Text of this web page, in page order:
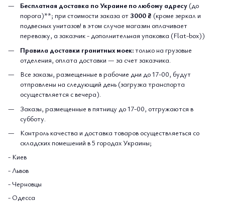
Бесплатная доставка по Украине по любому адресу (до
порога)**; при стоимости заказа от3000 ₴ (кроме зеркал и
подвесных унитазов! в этом случае магазин оплачивает
перевозку, а заказчик - дополнительная упаковка (Flat-box))
Правила доставки гранитных моек:только на грузовые
отделения, оплата доставки — за счет заказчика.
Все заказы, размещенные в рабочие дни до 17-00, будут
отправлены на следующий день (загрузка транспорта
осуществляется с вечера).
Заказы, размещенные в пятницу до 17-00, отгружаются в
субботу.
Контроль качества и доставка товаров осуществляеться со
складских помешений в 5 городах Украины;
- Киев
- Львов
- Черновцы
- Одесса